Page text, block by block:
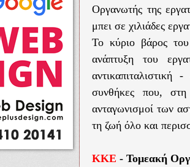
Οργανωτής της
μπει σε χιλιάδες
Το κύριο βάρος
ανάπτυξη του
συνθήκες που,
ανταγωνισμοί των
τη ζωή όλο και
ΚΚΕ - Τομεακή